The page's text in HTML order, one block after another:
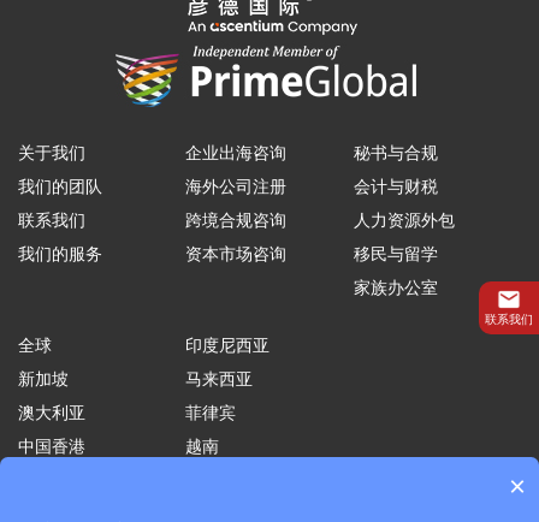
关于我们
我们的团队
联系我们
我们的服务
企业出海咨询
海外公司注册
跨境合规咨询
资本市场咨询
秘书与合规
会计与财税
人力资源外包
移民与留学
家族办公室
全球
新加坡
澳大利亚
中国香港
印度尼西亚
马来西亚
菲律宾
越南
联系我们
×